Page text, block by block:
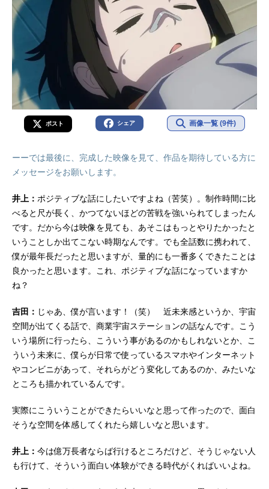
ポスト シェア 画像一覧 (9件)
ーーでは最後に、完成した映像を見て、作品を期待している方に
メッセージをお願いします。
井上： ポジティブな話にしたいですよね（苦笑）。制作時間に比
べると尺が長く、かつてないほどの苦戦を強いられてしまったん
です。だから今は映像を見ても、あそこはもっとやりたかったと
いうことしか出てこない時期なんです。でも全話数に携われて、
僕が最年長だったと思いますが、量的にも一番多くできたことは
良かったと思います。これ、ポジティブな話になっていますか
ね？
吉田： じゃあ、僕が言います！（笑） 近未来感というか、宇宙
空間が出てくる話で、商業宇宙ステーションの話なんです。こう
いう場所に行ったら、こういう事があるのかもしれないとか、こ
ういう未来に、僕らが日常で使っているスマホやインターネット
やコンビニがあって、それらがどう変化してあるのか、みたいな
ところも描かれているんです。
実際にこういうことができたらいいなと思って作ったので、面白
そうな空間を体感してくれたら嬉しいなと思います。
井上： 今は億万長者ならば行けるところだけど、そうじゃない人
も行けて、そういう面白い体験ができる時代がくればいいよね。